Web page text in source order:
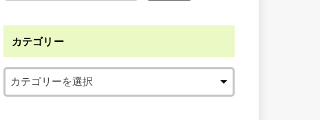
カテゴリー